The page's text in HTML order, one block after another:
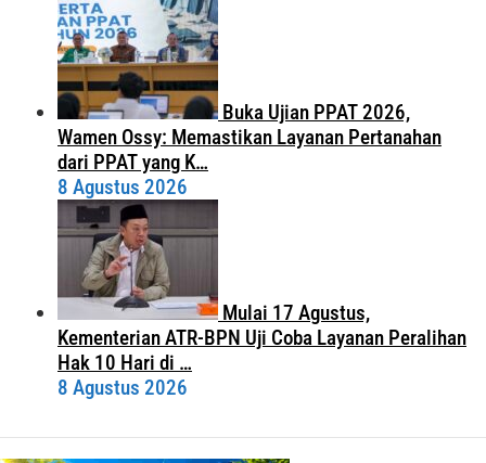
Buka Ujian PPAT 2026,
Wamen Ossy: Memastikan Layanan Pertanahan
dari PPAT yang K…
8 Agustus 2026
Mulai 17 Agustus,
Kementerian ATR-BPN Uji Coba Layanan Peralihan
Hak 10 Hari di …
8 Agustus 2026